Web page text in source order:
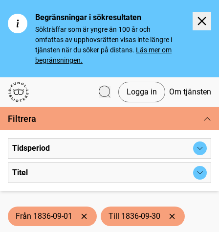
Begränsningar i sökresultaten
Sökträffar som är yngre än 100 år och
omfattas av upphovsrätten visas inte längre i
tjänsten när du söker på distans. Läs mer om
begränsningen.
Svenska tidningar
Logga in Om tjänsten
Filtrera
Tidsperiod
Titel
Från 1836-09-01 Till 1836-09-30